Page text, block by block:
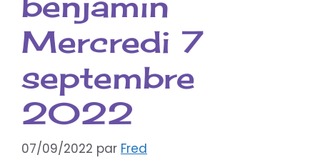
Mercredi 7
septembre
2022
07/09/2022 par Fred